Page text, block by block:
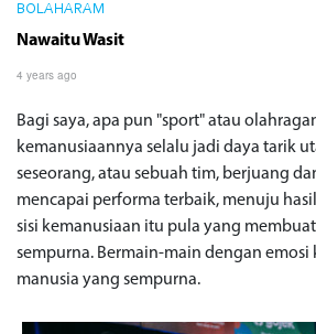
BOLAHARAM
Nawaitu Wasit
4 years ago
Bagi saya, apa pun "sport" atau
kemanusiaannya selalu jadi daya tarik
seseorang, atau sebuah tim, berjuang
mencapai performa terbaik, menuju
sisi kemanusiaan itu pula yang
sempurna. Bermain-main dengan emosi
manusia yang sempurna.